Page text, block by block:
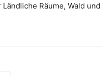
Räume, Wald und